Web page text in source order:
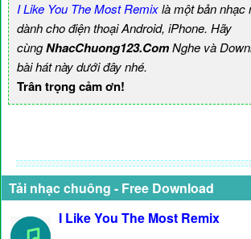
I Like You The Most Remixlà một bản nhạc
dành cho điện thoại Android, iPhone. Hãy
cùngNhacChuong123.ComNghe và
bài hát này dưới đây nhé.
Trân trọng cảm ơn!
Tải nhạc chuông - Free Download
I Like You The Most Remix